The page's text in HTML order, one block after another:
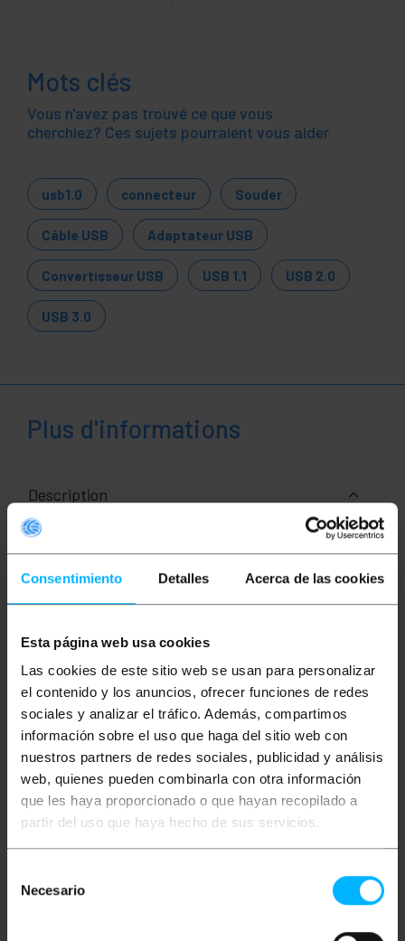
Consentimiento Detalles Acerca de las cookies
Esta página web usa cookies
Las cookies de este sitio web se usan para personalizar
el contenido y los anuncios, ofrecer funciones de redes
sociales y analizar el tráfico. Además, compartimos
información sobre el uso que haga del sitio web con
nuestros partners de redes sociales, publicidad y análisis
web, quienes pueden combinarla con otra información
que les haya proporcionado o que hayan recopilado a
partir del uso que haya hecho de sus servicios.
Necesario
Mots clés
Vous n'avez pas trouvé ce que vous
cherchiez? Ces sujets pourraient vous aider
usb1.0 connecteur Souder
Câble USB Adaptateur USB
Convertisseur USB USB 1.1 USB 2.0
USB 3.0
Plus d'informations
Description
Câble de données USB. Il s'agit d'un câble USB
utilisés par différents appareils compatibles.
données, il permet le transfert de puissance,
spécifications
Bobine de 100 mètres de câble USB 2.0.
Ce câble permet la transmission de données
USB 2.0 à une vitesse allant jusqu'à 480 Mbps.
Idéal pour le montage de câbles USB
personnalisés.
Couverture extérieure en PVC. Épaisseur de la
veste 4,8 mm
Compatible avec USB 2.0 et 1.1.